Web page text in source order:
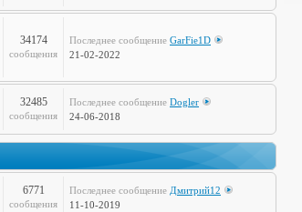
34174
сообщения
Последнее сообщение GarFie1D
21-02-2022
32485
сообщения
Последнее сообщение Dogler
24-06-2018
6771
сообщения
Последнее сообщение Дмитрий12
11-10-2019